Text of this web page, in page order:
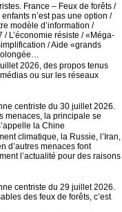
France – Feux de forêts /
n’est pas une option /
modèle d’information /
/ L’économie résiste / «Méga-
/ Aide «grands
2026, des propos tenus
ou sur les réseaux
centriste du 30 juillet 2026.
menaces, la principale se
la Chine
climatique, la Russie, l’Iran,
d’autres menaces font
l’actualité pour des raisons
centriste du 29 juillet 2026.
des feux de forêts, c’est